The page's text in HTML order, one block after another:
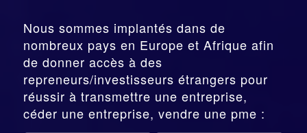
Nous sommes implantés dans de
nombreux pays en Europe et Afrique afin
de donner accès à des
repreneurs/investisseurs étrangers pour
réussir à transmettre une entreprise,
céder une entreprise, vendre une pme :